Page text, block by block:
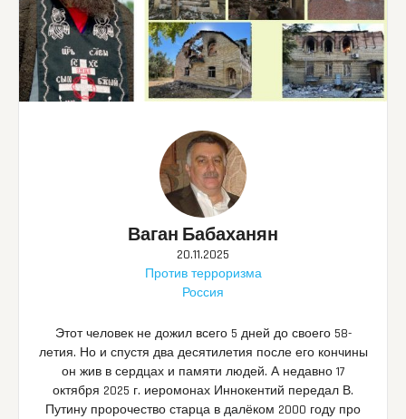
Ваган Бабаханян
20.11.2025
Против терроризма
Россия
Этот человек не дожил всего 5 дней до своего 58-
летия. Но и спустя два десятилетия после его кончины
он жив в сердцах и памяти людей. А недавно 17
октября 2025 г. иеромонах Иннокентий передал В.
Путину пророчество старца в далёком 2000 году про